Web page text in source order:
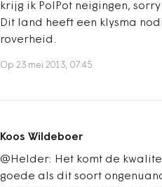
krijg ik PolPot neigingen,
Dit land heeft een klysma
roverheid.
Op 23 mei 2013, 07:45
Koos Wildeboer
@Helder: Het komt de
goede als dit soort